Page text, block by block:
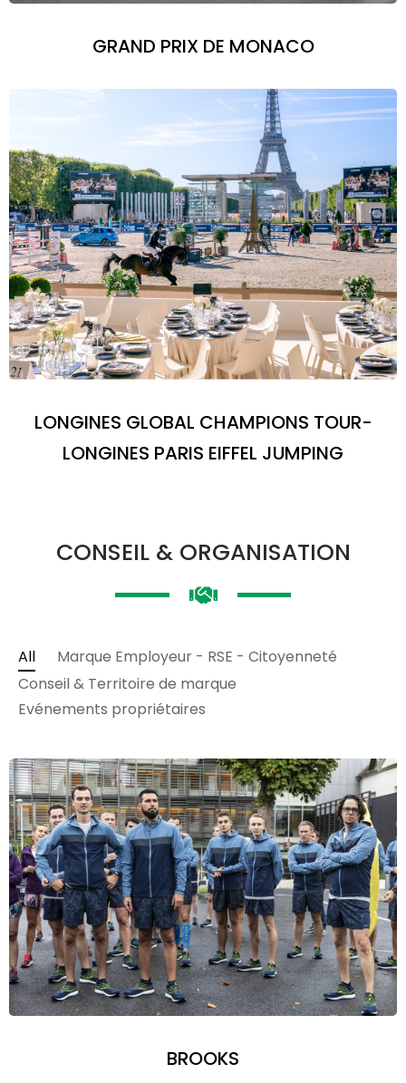
GRAND PRIX DE MONACO
LONGINES GLOBAL CHAMPIONS TOUR-
LONGINES PARIS EIFFEL JUMPING
CONSEIL & ORGANISATION
All
Marque Employeur - RSE - Citoyenneté
Conseil & Territoire de marque
Evénements propriétaires
BROOKS